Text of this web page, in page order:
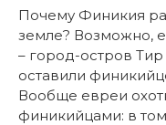
Почему Финикия
земле? Возможно,
– город-остров
оставили
Вообще евреи
финикийцами: в